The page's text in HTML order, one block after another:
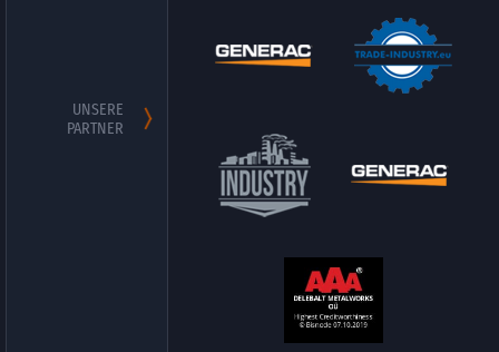
UNSERE
PARTNER